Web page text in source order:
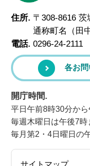
住所. 〒308-8616
通称町名（田
電話. 0296-24-2111
各お
開庁時間.
平日午前8時30分か
毎週木曜日は午後7時
毎月第2・4日曜日の
サイトマップ